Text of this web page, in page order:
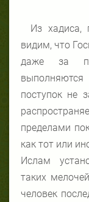
Из хадиса,
видим, что
даже за
поступок не
пределами
как тот или
Ислам
таких
человек